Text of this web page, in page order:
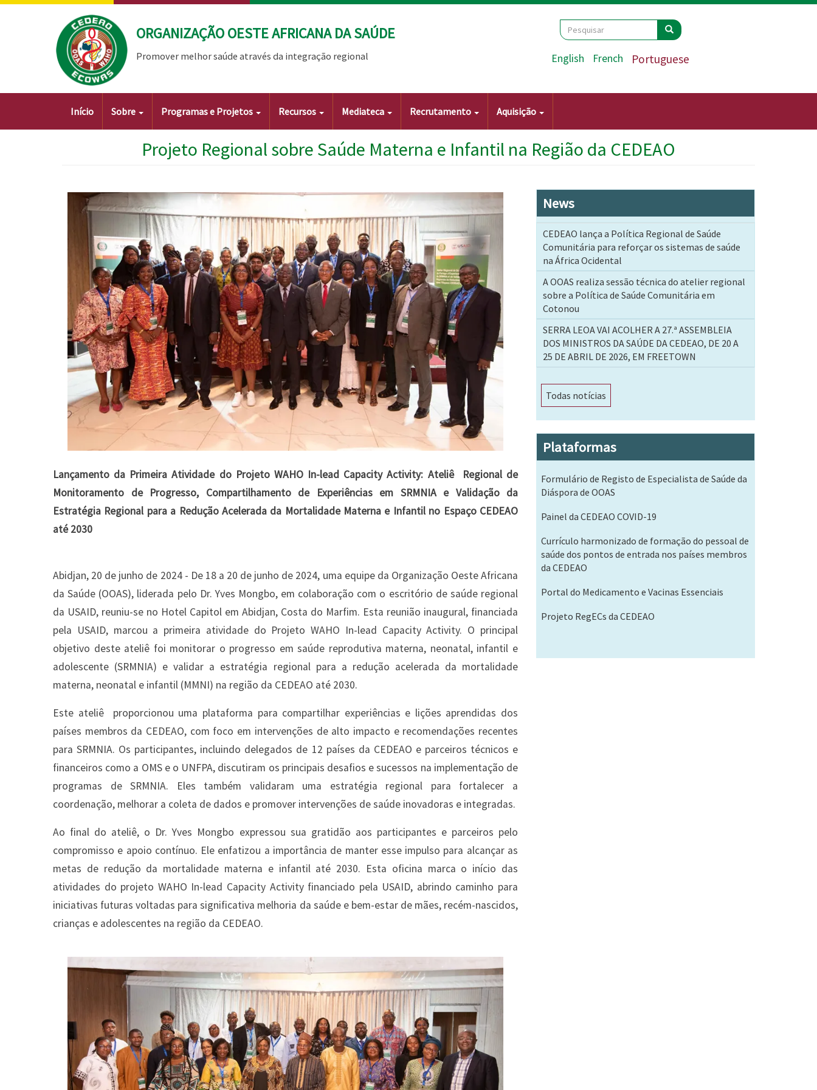
Passar
ORGANIZAÇÃO OESTE AFRICANA DA SAÚDE
Promover melhor saúde através da integração regional
Search
Pesquisar Pesquisar
English French Portuguese
Main
Início Sobre Programas e Projetos Recursos Mediateca Recrutamento Aquisição
Projeto Regional sobre Saúde Materna e Infantil na Região da CEDEAO
Lançamento da Primeira Atividade do Projeto WAHO In-lead Capacity Activity: Ateliê Regional de
Monitoramento de Progresso, Compartilhamento de Experiências em SRMNIA e Validação da
Estratégia Regional para a Redução Acelerada da Mortalidade Materna e Infantil no Espaço CEDEAO
até 2030
Abidjan, 20 de junho de 2024 - De 18 a 20 de junho de 2024, uma equipe da Organização Oeste Africana
da Saúde (OOAS), liderada pelo Dr. Yves Mongbo, em colaboração com o escritório de saúde regional
da USAID, reuniu-se no Hotel Capitol em Abidjan, Costa do Marfim. Esta reunião inaugural, financiada
pela USAID, marcou a primeira atividade do Projeto WAHO In-lead Capacity Activity. O principal
objetivo deste ateliê foi monitorar o progresso em saúde reprodutiva materna, neonatal, infantil e
adolescente (SRMNIA) e validar a estratégia regional para a redução acelerada da mortalidade
materna, neonatal e infantil (MMNI) na região da CEDEAO até 2030.
Este ateliê proporcionou uma plataforma para compartilhar experiências e lições aprendidas dos
países membros da CEDEAO, com foco em intervenções de alto impacto e recomendações recentes
para SRMNIA. Os participantes, incluindo delegados de 12 países da CEDEAO e parceiros técnicos e
financeiros como a OMS e o UNFPA, discutiram os principais desafios e sucessos na implementação de
programas de SRMNIA. Eles também validaram uma estratégia regional para fortalecer a
coordenação, melhorar a coleta de dados e promover intervenções de saúde inovadoras e integradas.
Ao final do ateliê, o Dr. Yves Mongbo expressou sua gratidão aos participantes e parceiros pelo
compromisso e apoio contínuo. Ele enfatizou a importância de manter esse impulso para alcançar as
metas de redução da mortalidade materna e infantil até 2030. Esta oficina marca o início das
atividades do projeto WAHO In-lead Capacity Activity financiado pela USAID, abrindo caminho para
iniciativas futuras voltadas para significativa melhoria da saúde e bem-estar de mães, recém-nascidos,
crianças e adolescentes na região da CEDEAO.
News
CEDEAO lança a Política Regional de Saúde
Comunitária para reforçar os sistemas de saúde
na África Ocidental
A OOAS realiza sessão técnica do atelier regional
sobre a Política de Saúde Comunitária em
Cotonou
SERRA LEOA VAI ACOLHER A 27.ª ASSEMBLEIA
DOS MINISTROS DA SAÚDE DA CEDEAO, DE 20 A
25 DE ABRIL DE 2026, EM FREETOWN
Todas notícias
Plataformas
Formulário de Registo de Especialista de Saúde da
Diáspora de OOAS
Painel da CEDEAO COVID-19
Currículo harmonizado de formação do pessoal de
saúde dos pontos de entrada nos países membros
da CEDEAO
Portal do Medicamento e Vacinas Essenciais
Projeto RegECs da CEDEAO